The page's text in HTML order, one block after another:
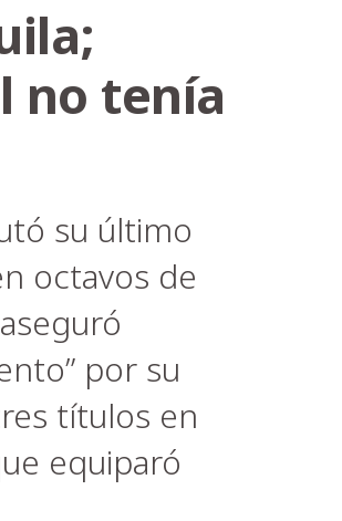
no tenía
su último
octavos de
por su
títulos en
equiparó